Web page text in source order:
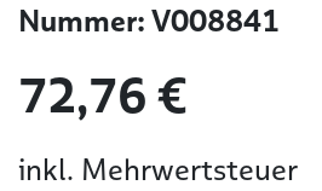
Nummer: V008841
72,76 €
inkl. Mehrwertsteuer